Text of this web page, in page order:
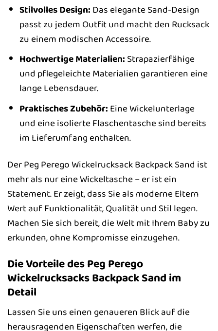
Stilvolles Design: Das elegante Sand-Design
passt zu jedem Outfit und macht den Rucksack
zu einem modischen Accessoire.
Hochwertige Materialien: Strapazierfähige
und pflegeleichte Materialien garantieren eine
lange Lebensdauer.
Praktisches Zubehör: Eine Wickelunterlage
und eine isolierte Flaschentasche sind bereits
im Lieferumfang enthalten.
Der Peg Perego Wickelrucksack Backpack Sand ist
mehr als nur eine Wickeltasche – er ist ein
Statement. Er zeigt, dass Sie als moderne Eltern
Wert auf Funktionalität, Qualität und Stil legen.
Machen Sie sich bereit, die Welt mit Ihrem Baby zu
erkunden, ohne Kompromisse einzugehen.
Die Vorteile des Peg Perego
Wickelrucksacks Backpack Sand im
Detail
Lassen Sie uns einen genaueren Blick auf die
herausragenden Eigenschaften werfen, die